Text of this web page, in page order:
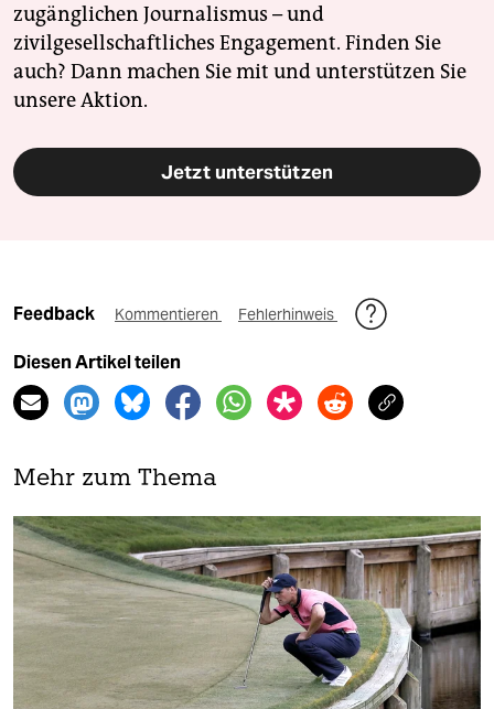
zugänglichen Journalismus – und
zivilgesellschaftliches Engagement. Finden Sie
auch? Dann machen Sie mit und unterstützen Sie
unsere Aktion.
Jetzt unterstützen
Feedback Kommentieren Fehlerhinweis
Diesen Artikel teilen
Mehr zum Thema